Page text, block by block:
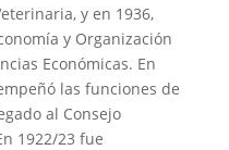
y en 1936,
y Organización
Económicas. En
las funciones de
al Consejo
1922/23 fue